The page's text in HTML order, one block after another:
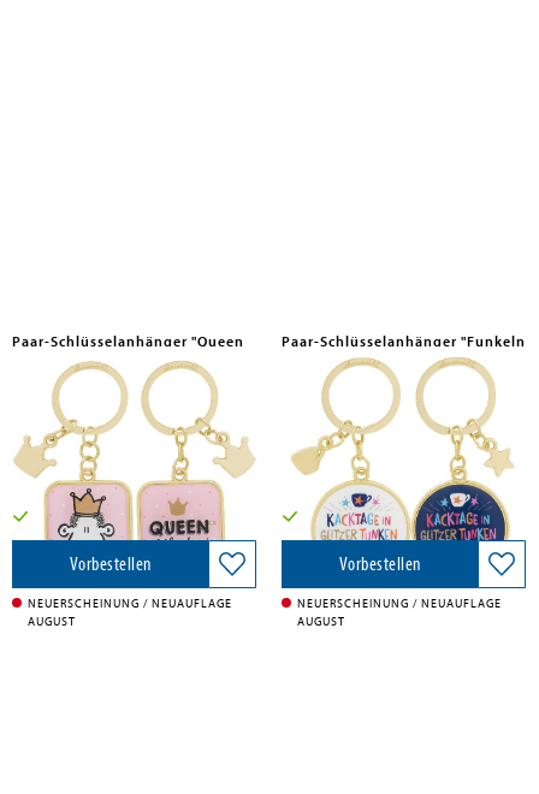
Paar-Schlüsselanhänger "Queen
Sheepworld AG, 2026
7,99 €
Versandkostenfrei in DE
Vorbestellen
NEUERSCHEINUNG / NEUAUFLAGE
AUGUST
Paar-Schlüsselanhänger "Funkeln
Sheepworld AG, 2026
7,99 €
Versandkostenfrei in DE
Vorbestellen
NEUERSCHEINUNG / NEUAUFLAGE
AUGUST